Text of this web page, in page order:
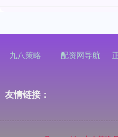
九八策略 配资网导航
友情链接：